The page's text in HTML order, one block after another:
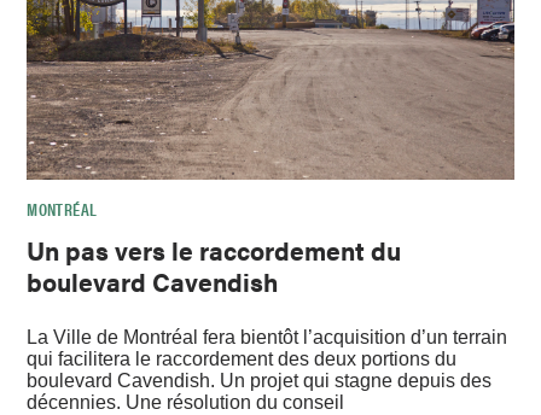
MONTRÉAL
Un pas vers le raccordement du
boulevard Cavendish
La Ville de Montréal fera bientôt l’acquisition d’un terrain
qui facilitera le raccordement des deux portions du
boulevard Cavendish. Un projet qui stagne depuis des
décennies. Une résolution du conseil